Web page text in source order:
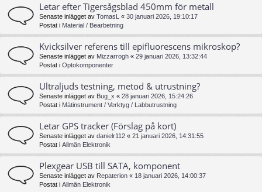
Letar efter Tigersågsblad 450mm för metall
Senaste inlägget av TomasL « 30 januari 2026, 19:10:17
Postat i Material / Bearbetning
Kvicksilver referens till epifluorescens mikroskop?
Senaste inlägget av Mizzarrogh « 29 januari 2026, 13:32:44
Postat i Optokomponenter
Ultraljuds testning, metod & utrustning?
Senaste inlägget av Bug_x « 28 januari 2026, 15:24:26
Postat i Mätinstrument / Verktyg / Labbutrustning
Letar GPS tracker (Förslag på kort)
Senaste inlägget av danielr112 « 21 januari 2026, 14:31:55
Postat i Allmän Elektronik
Plexgear USB till SATA, komponent
Senaste inlägget av Repaterion « 18 januari 2026, 14:00:37
Postat i Allmän Elektronik